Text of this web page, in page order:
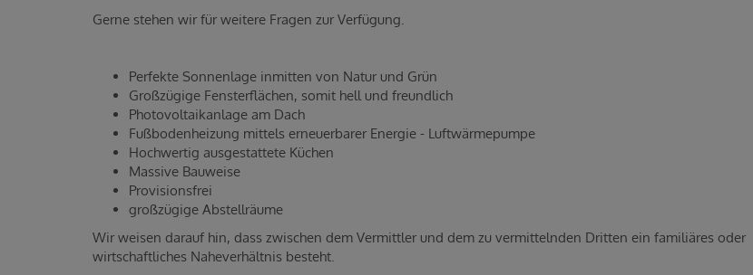
Gerne stehen wir für weitere Fragen zur Verfügung.
Perfekte Sonnenlage inmitten von Natur und Grün
Großzügige Fensterflächen, somit hell und freundlich
Photovoltaikanlage am Dach
Fußbodenheizung mittels erneuerbarer Energie - Luftwärmepumpe
Hochwertig ausgestattete Küchen
Massive Bauweise
Provisionsfrei
großzügige Abstellräume
Wir weisen darauf hin, dass zwischen dem Vermittler und dem zu vermittelnden Dritten ein familiäres oder
wirtschaftliches Naheverhältnis besteht.